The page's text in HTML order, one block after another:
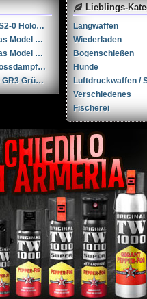
EOTech EXPS2-0 Holografisches Visier und 3x Vortex Vergrößerungsglas
Taurus | Forjas Model Raging Bull cal. 454Casull
Taurus | Forjas Model 85S cal. .38spl
DPM Rückstossdämpfer Glock 19/19x/23/45 Gen. 4/5
Holosun IRIS GR3 Grünlaser-Zielmodul mit sichtbarem/IR-Laser und Illuminator
Lieblings-
Langwaffen
Wiederladen
Bogenschießen
Hunde
Luftdruckwaffen /
Verschiedenes
Fischerei